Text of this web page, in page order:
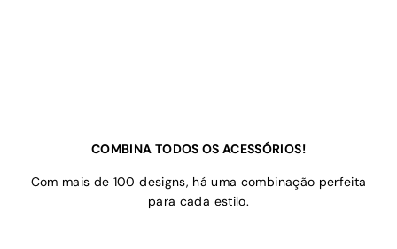
COMBINA TODOS OS ACESSÓRIOS!
Com mais de 100 designs, há uma combinação perfeita
para cada estilo.